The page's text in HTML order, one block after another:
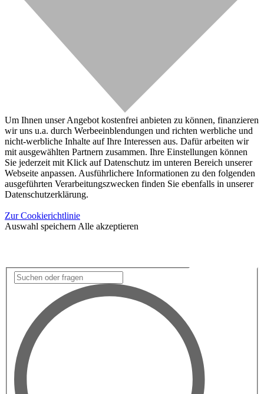
Um Ihnen unser Angebot kostenfrei anbieten zu können, finanzieren
wir uns u.a. durch Werbeeinblendungen und richten werbliche und
nicht-werbliche Inhalte auf Ihre Interessen aus. Dafür arbeiten wir
mit ausgewählten Partnern zusammen. Ihre Einstellungen können
Sie jederzeit mit Klick auf Datenschutz im unteren Bereich unserer
Webseite anpassen. Ausführlichere Informationen zu den folgenden
ausgeführten Verarbeitungszwecken finden Sie ebenfalls in unserer
Datenschutzerklärung.
Zur Cookierichtlinie
Auswahl speichern Alle akzeptieren